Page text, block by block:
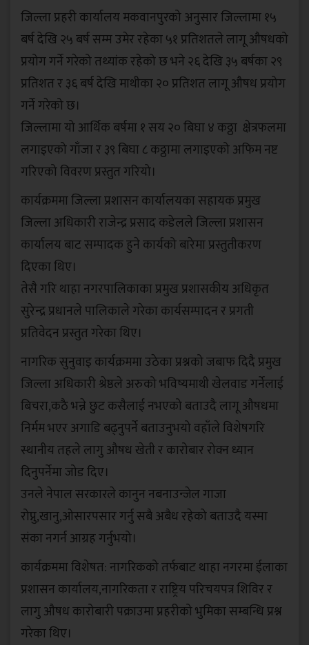
जिल्ला प्रहरी कार्यालय मकवानपुरको अनुसार जिल्लामा १५
बर्ष देखि २५ बर्ष सम्म उमेर रहेका ५१ प्रतिशतले लागू औषधको
प्रयोग गर्ने गरेको तथ्यांक रहेको छ भने २६ देखि ३५ बर्षका २९
प्रतिशत र ३६ बर्ष देखि माथीका २० प्रतिशत लागू औषध प्रयोग
गर्ने गरेको छ।
जिल्लामा यो आर्थिक बर्षमा १ सय २० बिघा ४ कठ्ठा क्षेत्रफलमा
लगाइएको गाँजा र ३९ बिघा ८ कठ्ठामा लगाइएको अफिम नष्ट
गरिएको विवरण प्रस्तुत गरियो।
कार्यक्रममा जिल्ला प्रशासन कार्यालयका सहायक प्रमुख
जिल्ला अधिकारी राजेन्द्र प्रसाद कडेलले जिल्ला प्रशासन
कार्यालय बाट सम्पादक हुने कार्यको बारेमा प्रस्तुतीकरण
दिएका थिए।
तेसै गरि थाहा नगरपालिकाका प्रमुख प्रशासकीय अधिकृत
सुरेन्द्र प्रधानले पालिकाले गरेका कार्यसम्पादन र प्रगती
प्रतिवेदन प्रस्तुत गरेका थिए।
नागरिक सुनुवाइ कार्यक्रममा उठेका प्रश्नको जबाफ दिदै प्रमुख
जिल्ला अधिकारी श्रेष्ठले अरुको भविष्यमाथी खेलवाड गर्नेलाई
बिचरा,कठै भन्ने छुट कसैलाई नभएको बताउदै लागू औषधमा
निर्मम भएर अगाडि बढ्नुपर्ने बताउनुभयो वहाँले विशेषगरि
स्थानीय तहले लागु औषध खेती र कारोबार रोक्न ध्यान
दिनुपर्नेमा जोड दिए।
उनले नेपाल सरकारले कानुन नबनाउन्जेल गाजा
रोप्नु,खानु,ओसारपसार गर्नु सबै अबैध रहेको बताउदै यस्मा
संका नगर्न आग्रह गर्नुभयो।
कार्यक्रममा विशेषत: नागरिकको तर्फबाट थाहा नगरमा ईलाका
प्रशासन कार्यालय,नागरिकता र राष्ट्रिय परिचयपत्र शिविर र
लागु औषध कारोबारी पक्राउमा प्रहरीको भुमिका सम्बन्धि प्रश्न
गरेका थिए।